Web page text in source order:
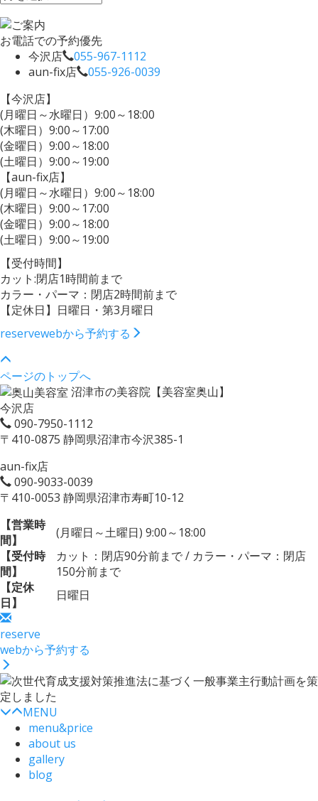
お電話での予約優先
今沢店
055-967-1112
aun-fix店
055-926-0039
【今沢店】
(月曜日～水曜日）9:00～18:00
(木曜日）9:00～17:00
(金曜日）9:00～18:00
(土曜日）9:00～19:00
【aun-fix店】
(月曜日～水曜日）9:00～18:00
(木曜日）9:00～17:00
(金曜日）9:00～18:00
(土曜日）9:00～19:00
【受付時間】
カット:閉店1時間前まで
カラー・パーマ：閉店2時間前まで
【定休日】日曜日・第3月曜日
reservewebから予約する
ページのトップへ
沼津市の美容院【美容室奥山】
今沢店
090-7950-1112
〒410-0875 静岡県沼津市今沢385-1
aun-fix店
090-9033-0039
〒410-0053 静岡県沼津市寿町10-12
【営業時
間】
(月曜日～土曜日) 9:00～18:00
【受付時
間】
カット：閉店90分前まで / カラー・パーマ：閉店
150分前まで
【定休
日】
日曜日
reserve
webから予約する
MENU
menu&price
about us
gallery
blog